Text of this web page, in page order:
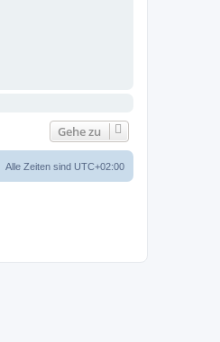
Gehe zu
Alle Zeiten sind UTC+02:00